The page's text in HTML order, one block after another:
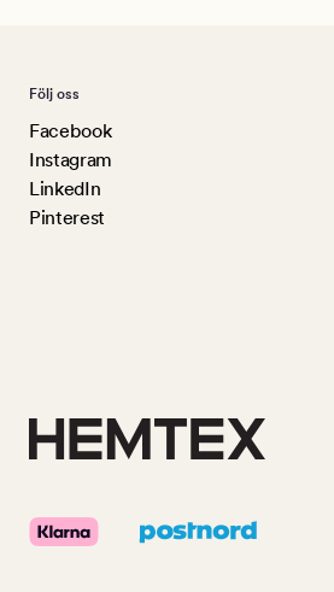
Följ oss
Facebook
Instagram
LinkedIn
Pinterest